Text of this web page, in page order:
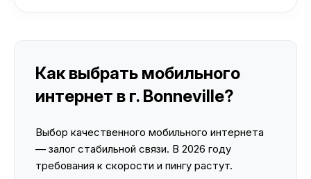
Как выбрать мобильного
интернет в г. Bonneville?
Выбор качественного мобильного интернета
— залог стабильной связи. В 2026 году
требования к скорости и пингу растут.